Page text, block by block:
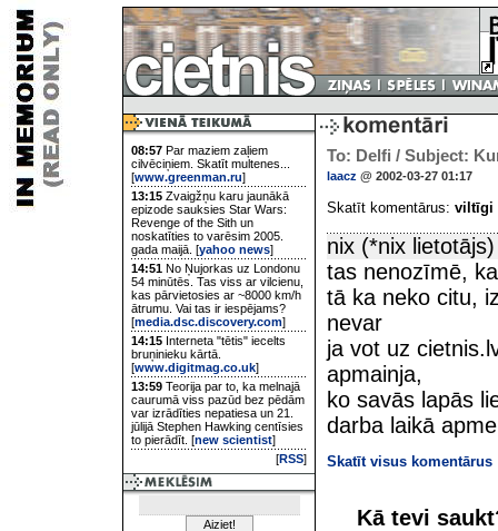
08:57 Par maziem zaļiem
cilvēciņiem. Skatīt multenes...
[www.greenman.ru]
13:15 Zvaigžņu karu jaunākā
epizode sauksies Star Wars:
Revenge of the Sith un
noskatīties to varēsim 2005.
gada maijā. [yahoo news]
14:51 No Ņujorkas uz Londonu
54 minūtēs. Tas viss ar vilcienu,
kas pārvietosies ar ~8000 km/h
ātrumu. Vai tas ir iespējams?
[media.dsc.discovery.com]
14:15 Interneta "tētis" iecelts
bruņinieku kārtā.
[www.digitmag.co.uk]
13:59 Teorija par to, ka melnajā
caurumā viss pazūd bez pēdām
var izrādīties nepatiesa un 21.
jūlijā Stephen Hawking centīsies
to pierādīt. [new scientist]
[RSS]
To: Delfi / Subject:
laacz @ 2002-03-27 01:17
Skatīt komentārus: viltīgi
nix (*nix lietotājs)
tas nenozīmē,
tā ka neko citu,
nevar
ja vot uz
apmainja,
ko savās lapās
darba laikā
Skatīt visus komentārus
Kā tevi